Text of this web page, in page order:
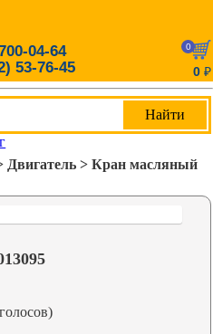
04-64
53-76-45
0
0 ₽
Двигатель > Кран масляный